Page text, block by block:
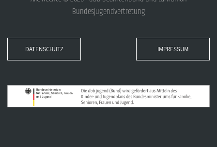
Bundesjugendvertretung
DATENSCHUTZ IMPRESSUM